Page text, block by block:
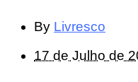
By Livresco
17 de Julho de